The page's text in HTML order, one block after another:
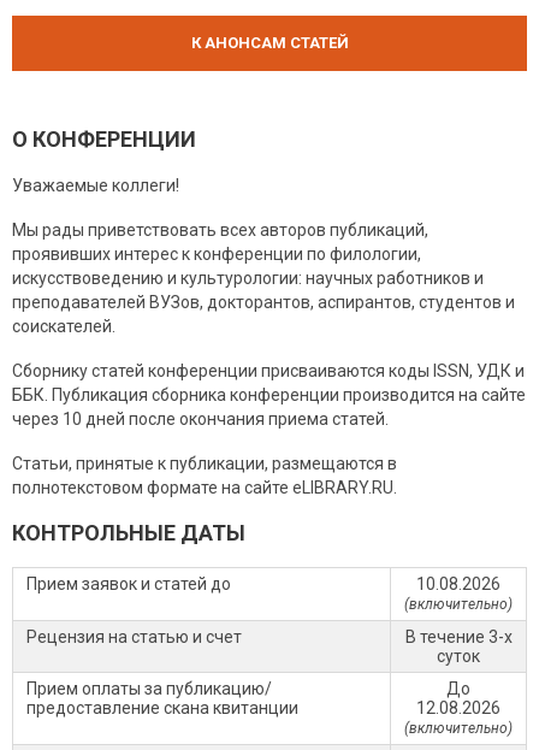
К АНОНСАМ СТАТЕЙ
О КОНФЕРЕНЦИИ
Уважаемые коллеги!
Мы рады приветствовать всех авторов публикаций,
проявивших интерес к конференции по филологии,
искусствоведению и культурологии: научных работников и
преподавателей ВУЗов, докторантов, аспирантов, студентов и
соискателей.
Сборнику статей конференции присваиваются коды ISSN, УДК и
ББК. Публикация сборника конференции производится на сайте
через 10 дней после окончания приема статей.
Статьи, принятые к публикации, размещаются в
полнотекстовом формате на сайте eLIBRARY.RU.
КОНТРОЛЬНЫЕ ДАТЫ
Прием заявок и статей до 10.08.2026
(включительно)
Рецензия на статью и счет
В течение 3-х
суток
Прием оплаты за публикацию/
предоставление скана квитанции
До
12.08.2026
(включительно)